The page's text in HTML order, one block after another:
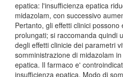
epatica: l'insufficienza epatica
midazolam, con successivo
Pertanto, gli effetti clinici possono
prolungati; si raccomanda quindi
degli effetti clinicie dei parametri
somministrazione di midazolam
epatica. Il farmaco e'
insufficienza epatica. Modo di